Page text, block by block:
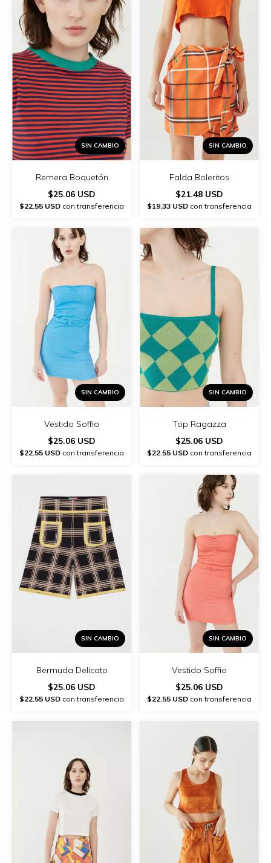
SIN CAMBIO
Remera Boquetón
$25.06 USD
$22.55 USD con transferencia
SIN CAMBIO
Falda Boleritos
$21.48 USD
$19.33 USD con transferencia
SIN CAMBIO
Vestido Soffio
$25.06 USD
$22.55 USD con transferencia
SIN CAMBIO
Top Ragazza
$25.06 USD
$22.55 USD con transferencia
SIN CAMBIO
Bermuda Delicato
$25.06 USD
$22.55 USD con transferencia
SIN CAMBIO
Vestido Soffio
$25.06 USD
$22.55 USD con transferencia